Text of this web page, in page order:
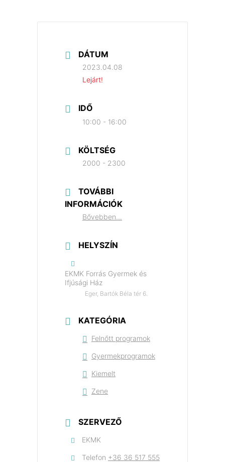
DÁTUM
2023.04.08
Lejárt!
IDŐ
10:00 - 16:00
KÖLTSÉG
2000 - 2300
TOVÁBBI
INFORMÁCIÓK
Bővebben...
HELYSZÍN
EKMK Forrás Gyermek és
Ifjúsági Ház
Eger, Bartók Béla tér 6.
KATEGÓRIA
Felnőtt programok
Gyermekprogramok
Kiemelt
Zene
SZERVEZŐ
EKMK
Telefon +36 36 517 555